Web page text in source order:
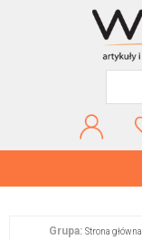
Grupa: Strona główna